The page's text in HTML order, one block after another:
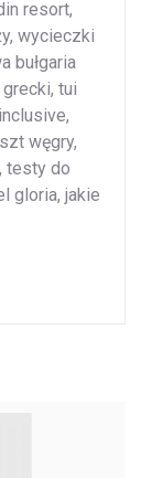
resort,
wycieczki
bułgaria
tui
węgry,
testy do
gloria, jakie